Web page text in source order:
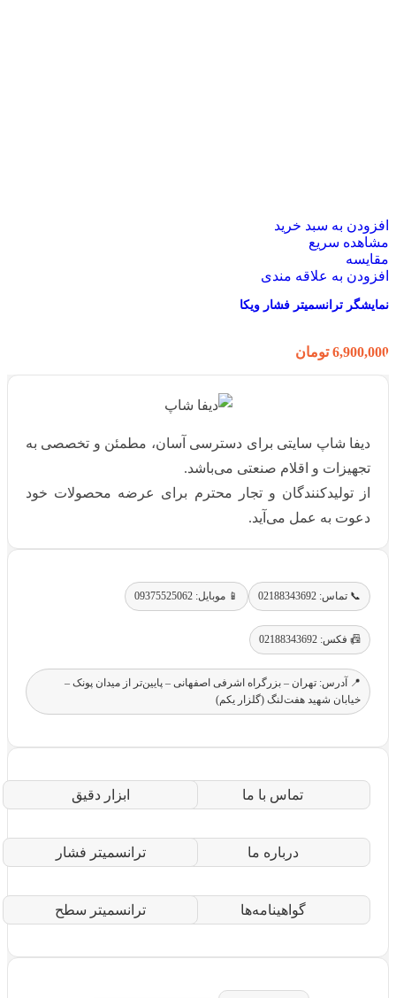
افزودن به سبد خرید
مشاهده سریع
مقایسه
افزودن به علاقه مندی
نمایشگر ترانسمیتر فشار ویکا
6,900,000 تومان
دیفا شاپ سایتی برای دسترسی آسان، مطمئن و تخصصی به
تجهیزات و اقلام صنعتی می‌باشد.
از تولیدکنندگان و تجار محترم برای عرضه محصولات خود
دعوت به عمل می‌آید.
📞 تماس: 02188343692 📱 موبایل: 09375525062
📠 فکس: 02188343692
📍 آدرس: تهران – بزرگراه اشرفی اصفهانی – پایین‌تر از میدان پونک –
خیابان شهید هفت‌لنگ (گلزار یکم)
تماس با ما
درباره ما
گواهینامه‌ها
ابزار دقیق
ترانسمیتر فشار
ترانسمیتر سطح